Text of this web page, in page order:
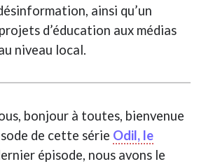
ainsi qu’un
d’éducation aux médias
niveau local.
bonjour à toutes, bienvenue
de cette série Odil, le
épisode, nous avons le